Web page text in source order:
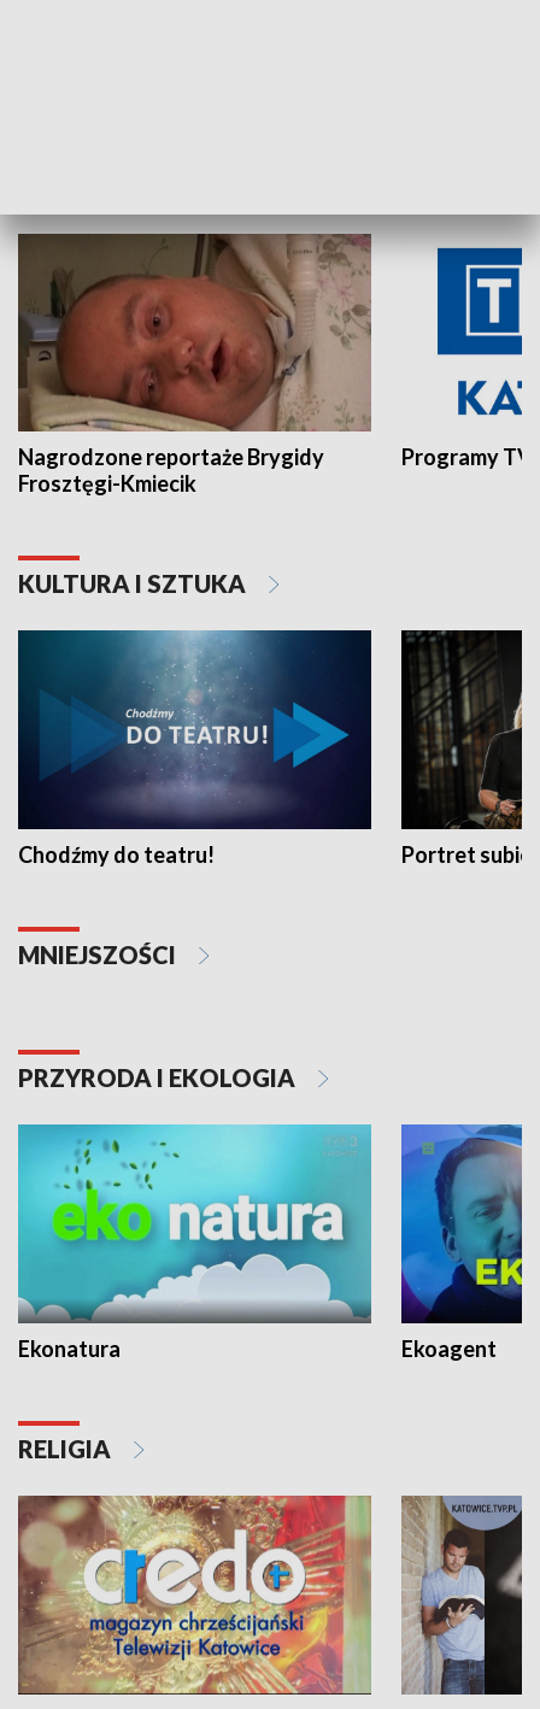
Nagrodzone reportaże Brygidy
Frosztęgi-Kmiecik
Programy
KULTURA I SZTUKA
Chodźmy do teatru! Portret
MNIEJSZOŚCI
PRZYRODA I EKOLOGIA
Ekonatura Ekoagent
RELIGIA